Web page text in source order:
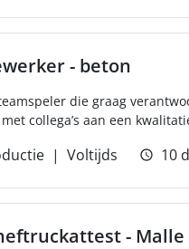
- beton
die graag
collega’s aan een
Voltijds 10
- Malle